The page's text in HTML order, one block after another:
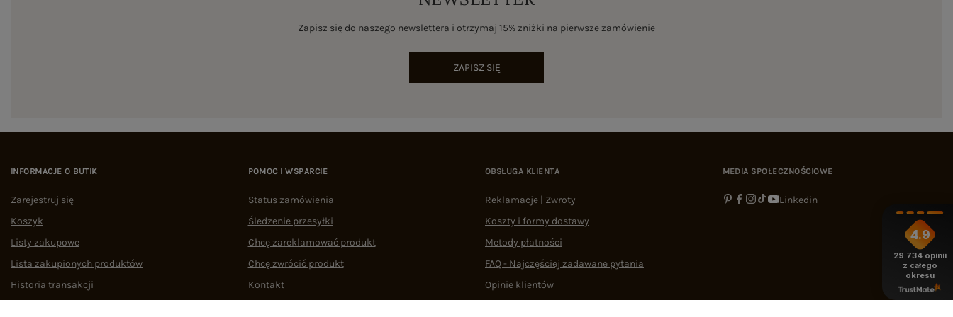
Zapisz się do naszego newslettera i otrzymaj 15% zniżki na pierwsze zamówienie
ZAPISZ SIĘ
INFORMACJE O BUTIK
Zarejestruj się
Koszyk
Listy zakupowe
Lista zakupionych produktów
Historia transakcji
POMOC I WSPARCIE
Status zamówienia
Śledzenie przesyłki
Chcę zareklamować produkt
Chcę zwrócić produkt
Kontakt
OBSŁUGA KLIENTA
Reklamacje | Zwroty
Koszty i formy dostawy
Metody płatności
FAQ - Najczęściej zadawane pytania
Opinie klientów
MEDIA SPOŁECZNOŚCIOWE
Linkedin
4.9
29 734 opinii
z całego
okresu